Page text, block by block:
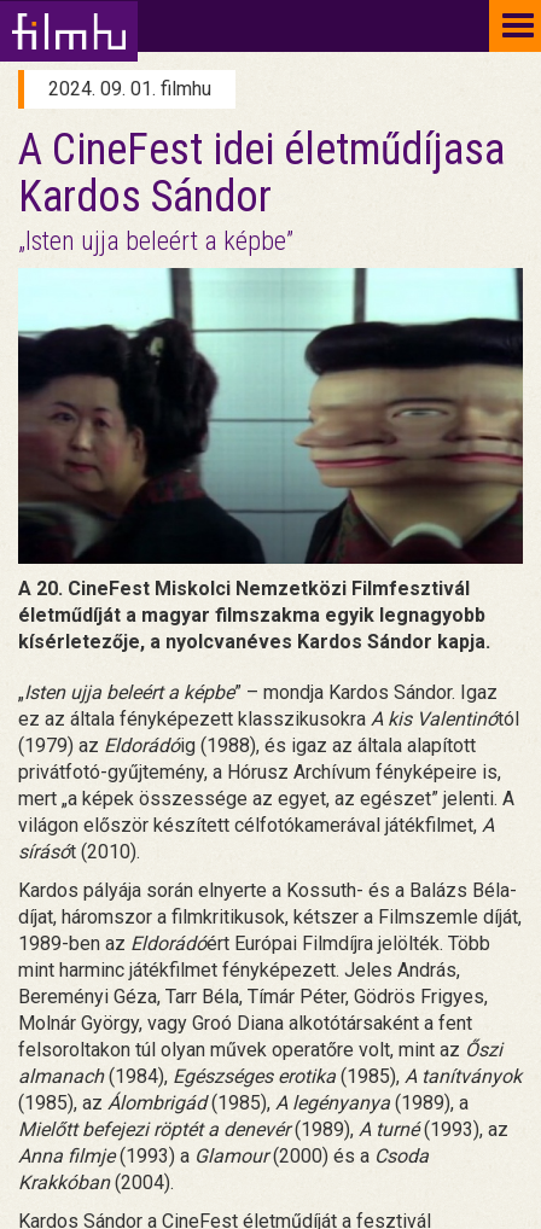
2024. 09. 01. filmhu
A CineFest idei életműdíjasa
Kardos Sándor
„Isten ujja beleért a képbe”
A 20. CineFest Miskolci Nemzetközi Filmfesztivál
életműdíját a magyar filmszakma egyik legnagyobb
kísérletezője, a nyolcvanéves Kardos Sándor kapja.
„Isten ujja beleért a képbe” – mondja Kardos Sándor. Igaz
ez az általa fényképezett klasszikusokra A kis Valentinótól
(1979) az Eldorádóig (1988), és igaz az általa alapított
privátfotó-gyűjtemény, a Hórusz Archívum fényképeire is,
mert „a képek összessége az egyet, az egészet” jelenti. A
világon először készített célfotókamerával játékfilmet, A
sírásót (2010).
Kardos pályája során elnyerte a Kossuth- és a Balázs Béla-
díjat, háromszor a filmkritikusok, kétszer a Filmszemle díját,
1989-ben az Eldorádóért Európai Filmdíjra jelölték. Több
mint harminc játékfilmet fényképezett. Jeles András,
Bereményi Géza, Tarr Béla, Tímár Péter, Gödrös Frigyes,
Molnár György, vagy Groó Diana alkotótársaként a fent
felsoroltakon túl olyan művek operatőre volt, mint az Őszi
almanach(1984), Egészséges erotika (1985), A tanítványok
(1985), az Álombrigád(1985), A legényanya (1989), a
Mielőtt befejezi röptét a denevér(1989), A turné(1993), az
Anna filmje(1993) a Glamour(2000) és a Csoda
Krakkóban(2004).
Kardos Sándor a CineFest életműdíját a fesztivál